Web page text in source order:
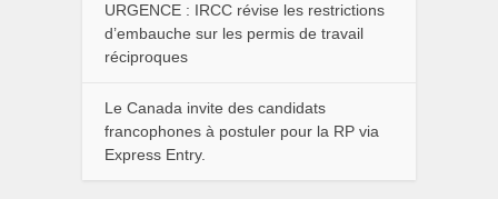
URGENCE : IRCC révise les restrictions
d’embauche sur les permis de travail
réciproques
Le Canada invite des candidats
francophones à postuler pour la RP via
Express Entry.